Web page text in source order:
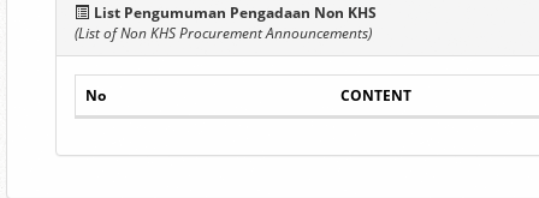
List Pengumuman Pengadaan Non KHS
(List of Non KHS Procurement Announcements)
No CONTENT